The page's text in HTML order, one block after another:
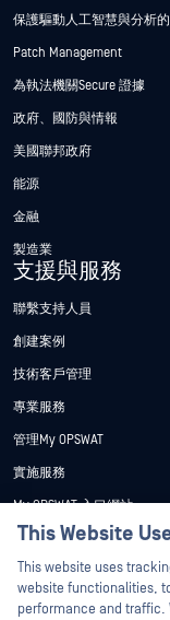
保護驅動人工智慧與分析
Patch Management
為執法機關Secure 證據
政府、國防與情報
美國聯邦政府
能源
金融
製造業
支援與服務
聯繫支持人員
創建案例
技術客戶管理
專業服務
管理My OPSWAT
實施服務
My OPSWAT 入口網站
技術檔案
訓練
漏洞通報計畫
This Website
This website uses
website functionalities,
performance and traffic.